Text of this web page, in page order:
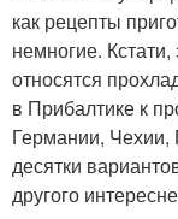
как рецепты
немногие. Кстати,
относятся
в Прибалтике к
Германии, Чехии,
десятки
другого